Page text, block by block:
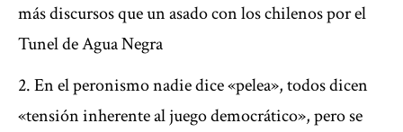
más discursos que un asado con los chilenos por el
Tunel de Agua Negra
En el peronismo nadie dice «pelea», todos dicen
«tensión inherente al juego democrático», pero se